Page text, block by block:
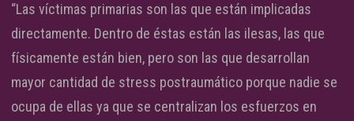
“Las víctimas primarias son las que están implicadas
directamente. Dentro de éstas están las ilesas, las que
físicamente están bien, pero son las que desarrollan
mayor cantidad de stress postraumático porque nadie se
ocupa de ellas ya que se centralizan los esfuerzos en